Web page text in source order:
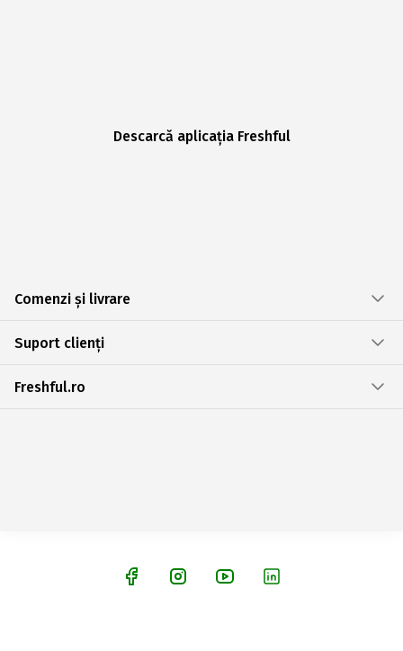
Descarcă aplicația Freshful
Comenzi și livrare
Suport clienți
Freshful.ro